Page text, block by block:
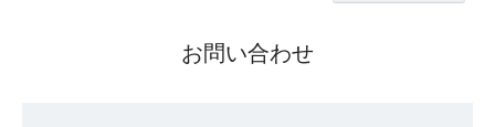
お問い合わせ